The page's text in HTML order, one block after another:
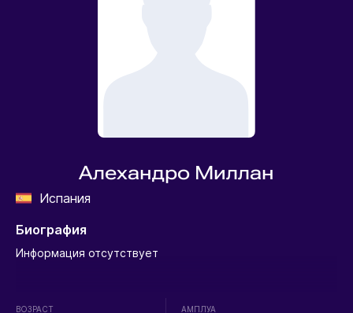
Алехандро Миллан
Испания
Биография
Информация отсутствует
ВОЗРАСТ АМПЛУА